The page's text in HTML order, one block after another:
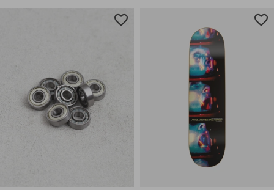
Mărimi existente: